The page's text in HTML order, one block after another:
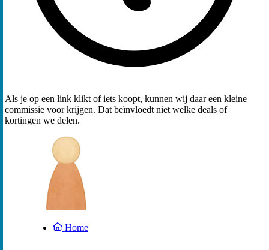
Als je op een link klikt of iets koopt, kunnen wij daar een kleine
commissie voor krijgen. Dat beïnvloedt niet welke deals of
kortingen we delen.
Home